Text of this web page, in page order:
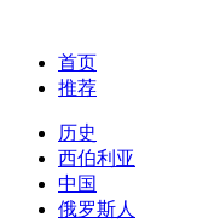
首页
推荐
历史
西伯利亚
中国
俄罗斯人